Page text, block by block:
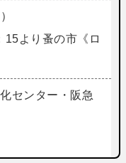
15より蚤の市《ロ
センター・阪急